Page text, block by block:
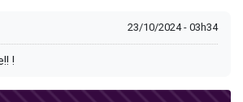
23/10/2024 - 03h34
!